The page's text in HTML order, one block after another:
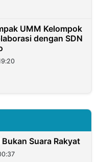
UMM Kelompok
dengan SDN
Suara Rakyat